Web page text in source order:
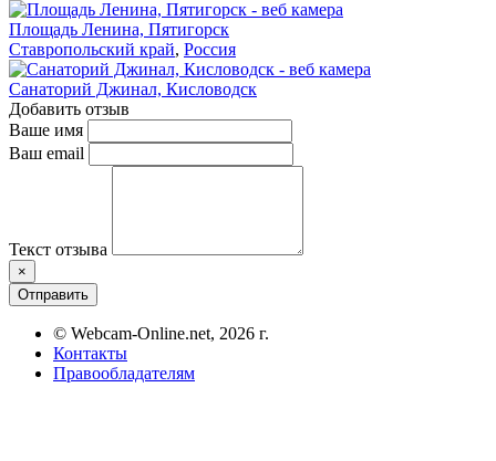
Площадь Ленина, Пятигорск
Ставропольский край, Россия
Санаторий Джинал, Кисловодск
Добавить отзыв
Ваше имя
Ваш email
Текст отзыва
×
Отправить
© Webcam-Online.net, 2026 г.
Контакты
Правообладателям